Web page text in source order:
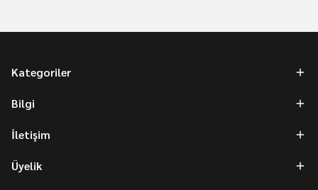
Kategoriler
Bilgi
İletişim
Üyelik